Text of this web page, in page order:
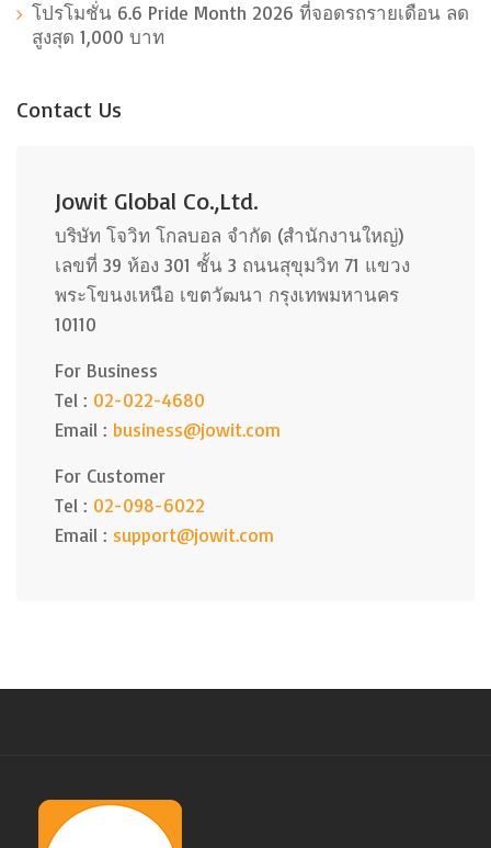
โปรโมชั่น 6.6 Pride Month 2026 ที่จอดรถรายเดือน ลด
สูงสุด 1,000 บาท
Contact Us
Jowit Global Co.,Ltd.
บริษัท โจวิท โกลบอล จำกัด (สำนักงานใหญ่)
เลขที่ 39 ห้อง 301 ชั้น 3 ถนนสุขุมวิท 71 แขวง
พระโขนงเหนือ เขตวัฒนา กรุงเทพมหานคร
10110
For Business
Tel : 02-022-4680
Email : business@jowit.com
For Customer
Tel : 02-098-6022
Email : support@jowit.com